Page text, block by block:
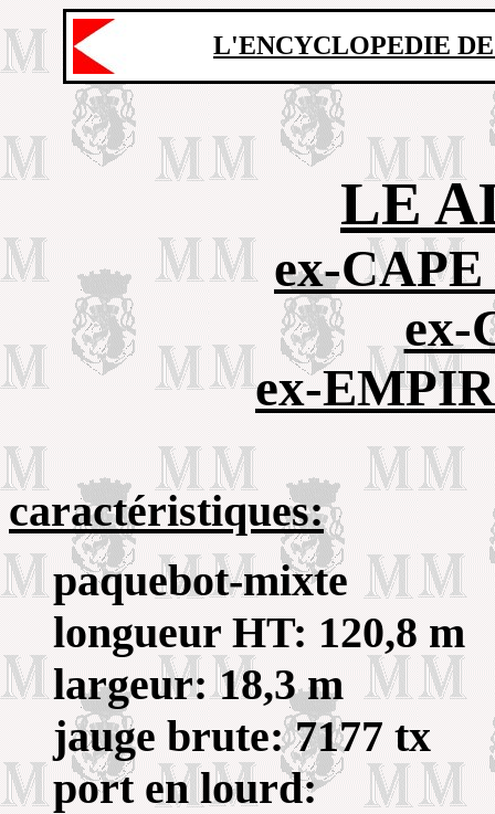
L'ENCYCLOPEDIE
LE
ex-
ex-
ex-
caractéristiques:
paquebot-mixte
longueur HT: 120,8 m
largeur: 18,3 m
jauge brute: 7177 tx
port en lourd: